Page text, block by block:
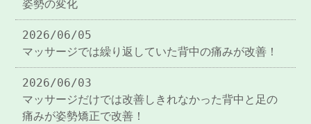
姿勢の変化
2026/06/05
マッサージでは繰り返していた背中の痛みが改善！
2026/06/03
マッサージだけでは改善しきれなかった背中と足の
痛みが姿勢矯正で改善！